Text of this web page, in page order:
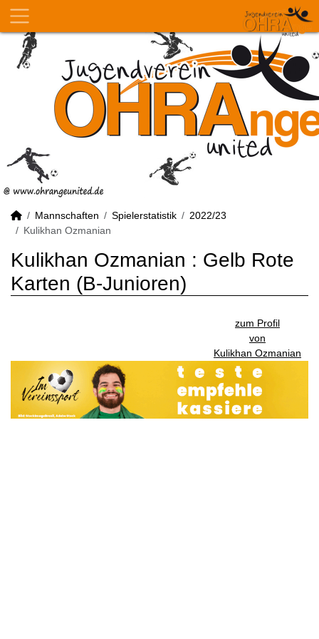
Mannschaften Spielerstatistik
2022/23
Kulikhan Ozmanian
Kulikhan Ozmanian : Gelb Rote
Karten (B-Junioren)
zum Profil
von
Kulikhan Ozmanian